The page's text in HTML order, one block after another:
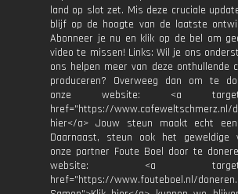
land op slot zet. Mis deze cruciale
blijf op de hoogte van de laatste
Abonneer je nu en klik op de bel om
video te missen! Links: Wil je ons
ons helpen meer van deze onthullende
produceren? Overweeg dan om te
onze website: <a
href="https://www.cafeweltschmerz.nl/
hier</a> Jouw steun maakt echt
Daarnaast, steun ook het geweldige
onze partner Foute Boel door te
website: <a
href="https://www.fouteboel.nl/doneren.